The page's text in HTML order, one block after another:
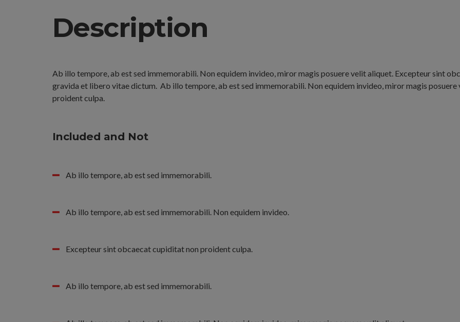
Description
Ab illo tempore, ab est sed immemorabili. Non equidem invideo, miror magis posuere velit aliquet. Excepteur sint
gravida et libero vitae dictum. Ab illo tempore, ab est sed immemorabili. Non equidem invideo, miror magis
proident culpa.
Included and Not
Ab illo tempore, ab est sed immemorabili.
Ab illo tempore, ab est sed immemorabili. Non equidem invideo.
Excepteur sint obcaecat cupiditat non proident culpa.
Ab illo tempore, ab est sed immemorabili.